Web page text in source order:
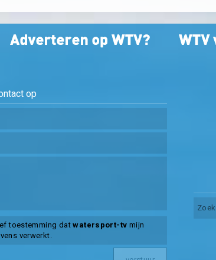
op
toestemming datwatersport-tv mijn
verwerkt.